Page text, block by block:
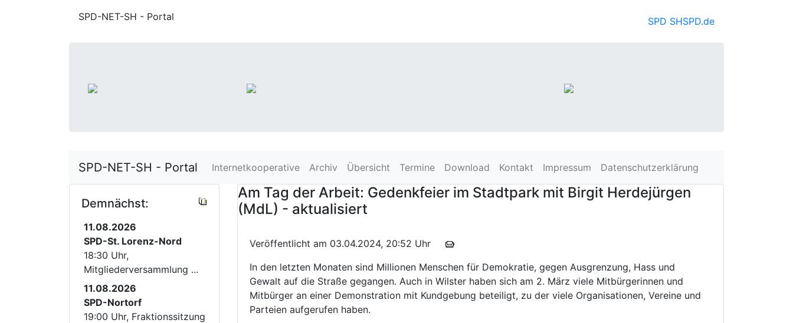
SPD-NET-SH - Portal SPD SHSPD.de
SPD-NET-SH - Portal Internetkooperative Archiv Übersicht Termine Download Kontakt Impressum Datenschutzerklärung
Demnächst:
11.08.2026
SPD-St. Lorenz-Nord
18:30 Uhr,
Mitgliederversammlung ...
11.08.2026
SPD-Nortorf
19:00 Uhr, Fraktionssitzung
Am Tag der Arbeit: Gedenkfeier im Stadtpark mit Birgit Herdejürgen
(MdL) - aktualisiert
Veröffentlicht am 03.04.2024, 20:52 Uhr
In den letzten Monaten sind Millionen Menschen für Demokratie, gegen Ausgrenzung, Hass und
Gewalt auf die Straße gegangen. Auch in Wilster haben sich am 2. März viele Mitbürgerinnen und
Mitbürger an einer Demonstration mit Kundgebung beteiligt, zu der viele Organisationen, Vereine und
Parteien aufgerufen haben.